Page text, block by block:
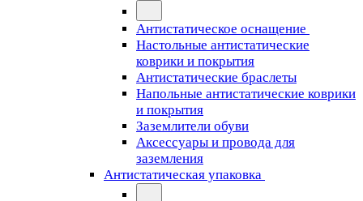
Антистатическое оснащение
Настольные антистатические
коврики и покрытия
Антистатические браслеты
Напольные антистатические коврики
и покрытия
Заземлители обуви
Аксессуары и провода для
заземления
Антистатическая упаковка